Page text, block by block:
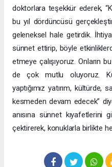
doktorlara teşekkür ederek,
bu yıl dördüncüsü
geleneksel hale getirdik.
sünnet ettirip, böyle
etmeye çalışıyoruz. Onların
de çok mutlu oluyoruz.
yaptığımız yatırım,
kesmeden devam edecek”
anısına sünnet kıyafetlerini
çektirerek, konuklarla birlikte